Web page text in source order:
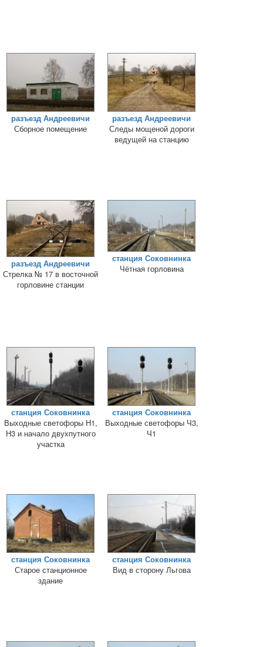
разъезд Андреевичи
Сборное помещение
разъезд Андреевичи
Следы мощеной дороги
ведущей на станцию
разъезд Андреевичи
Стрелка № 17 в восточной
горловине станции
станция Соковнинка
Чётная горловина
станция Соковнинка
Выходные светофоры Н1,
Н3 и начало двухпутного
участка
станция Соковнинка
Выходные светофоры Ч3,
Ч1
станция Соковнинка
Старое станционное
здание
станция Соковнинка
Вид в сторону Льгова